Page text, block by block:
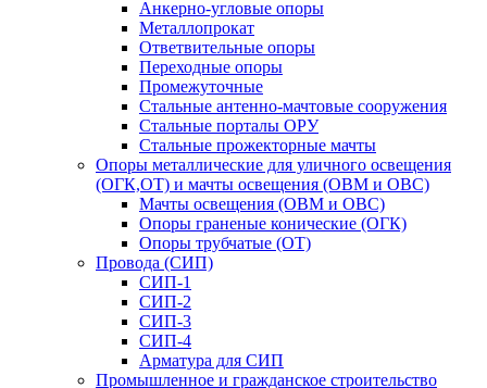
Анкерно-угловые опоры
Металлопрокат
Ответвительные опоры
Переходные опоры
Промежуточные
Стальные антенно-мачтовые сооружения
Стальные порталы ОРУ
Стальные прожекторные мачты
Опоры металлические для уличного освещения
(ОГК,ОТ) и мачты освещения (ОВМ и ОВС)
Мачты освещения (ОВМ и ОВС)
Опоры граненые конические (ОГК)
Опоры трубчатые (ОТ)
Провода (СИП)
СИП-1
СИП-2
СИП-3
СИП-4
Арматура для СИП
Промышленное и гражданское строительство